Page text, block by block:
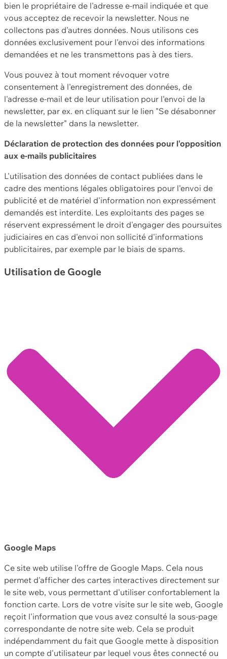
bien le propriétaire de l'adresse e-mail indiquée et que
vous acceptez de recevoir la newsletter. Nous ne
collectons pas d'autres données. Nous utilisons ces
données exclusivement pour l'envoi des informations
demandées et ne les transmettons pas à des tiers.
Vous pouvez à tout moment révoquer votre
consentement à l'enregistrement des données, de
l'adresse e-mail et de leur utilisation pour l'envoi de la
newsletter, par ex. en cliquant sur le lien "Se désabonner
de la newsletter" dans la newsletter.
Déclaration de protection des données pour l'opposition
aux e-mails publicitaires
L'utilisation des données de contact publiées dans le
cadre des mentions légales obligatoires pour l'envoi de
publicité et de matériel d'information non expressément
demandés est interdite. Les exploitants des pages se
réservent expressément le droit d'engager des poursuites
judiciaires en cas d'envoi non sollicité d'informations
publicitaires, par exemple par le biais de spams.
Utilisation de Google
Google Maps
Ce site web utilise l'offre de Google Maps. Cela nous
permet d'afficher des cartes interactives directement sur
le site web, vous permettant d'utiliser confortablement la
fonction carte. Lors de votre visite sur le site web, Google
reçoit l'information que vous avez consulté la sous-page
correspondante de notre site web. Cela se produit
indépendamment du fait que Google mette à disposition
un compte d'utilisateur par lequel vous êtes connecté ou